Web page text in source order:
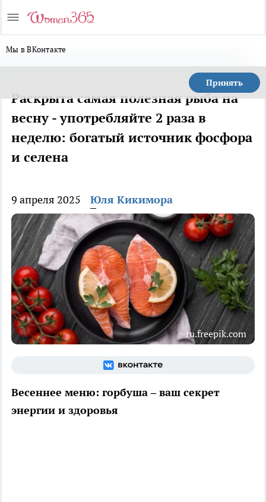
Мы в ВКонтакте
Принять
Раскрыта самая полезная рыба на
весну - употребляйте 2 раза в
неделю: богатый источник фосфора
и селена
9 апреля 2025 Юля Кикимора
ru.freepik.com
Весеннее меню: горбуша – ваш секрет
энергии и здоровья